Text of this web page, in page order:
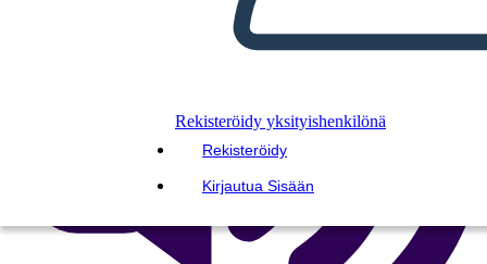
Rekisteröidy yksityishenkilönä
Rekisteröidy
Kirjautua Sisään